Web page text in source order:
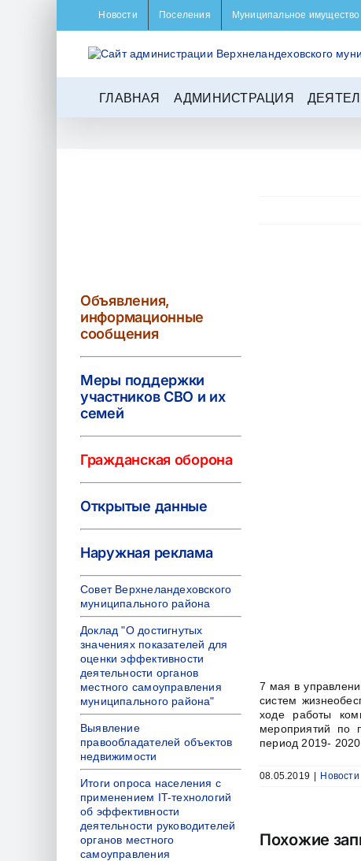
Новости Поселения Муниципальное имущество
ГЛАВНАЯ АДМИНИСТРАЦИЯ
7 мая в
систем
ходе работы
мероприятий по
период 2019- 2020
08.05.2019 Новости
Похожие
Объявления,
информационные
сообщения
Меры поддержки
участников СВО и их
семей
Гражданская оборона
Открытые данные
Наружная реклама
Совет Верхнеландеховского
муниципального района
Доклад "О достигнутых
значениях показателей для
оценки эффективности
деятельности органов
местного самоуправления
муниципального района"
Выявление
правообладателей объектов
недвижимости
Итоги опроса населения с
применением IT-технологий
об эффективности
деятельности руководителей
органов местного
самоуправления